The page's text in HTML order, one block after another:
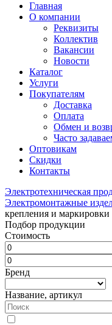
Главная
О компании
Реквизиты
Коллектив
Вакансии
Новости
Каталог
Услуги
Покупателям
Доставка
Оплата
Обмен и
Часто
Оптовикам
Скидки
Контакты
Электротехническая
Электромонтажные
крепления и маркировки
Подбор продукции
Стоимость
Бренд
Название, артикул